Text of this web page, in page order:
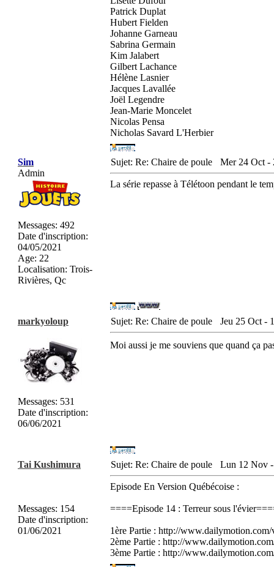
Patrick Duplat
Hubert Fielden
Johanne Garneau
Sabrina Germain
Kim Jalabert
Gilbert Lachance
Hélène Lasnier
Jacques Lavallée
Joël Legendre
Jean-Marie Moncelet
Nicolas Pensa
Nicholas Savard L'Herbier
Sim
Admin
Messages: 492
Date d'inscription:
04/05/2021
Age: 22
Localisation: Trois-
Rivières, Qc
Sujet: Re: Chaire de poule Mer 24 Oct -
La série repasse à Télétoon pendant le
markyoloup
Messages: 531
Date d'inscription:
06/06/2021
Sujet: Re: Chaire de poule Jeu 25 Oct -
Moi aussi je me souviens que quand ça
Tai Kushimura
Messages: 154
Date d'inscription:
01/06/2021
Sujet: Re: Chaire de poule Lun 12 Nov
Episode En Version Québécoise :
====Episode 14 : Terreur sous
1ère Partie : http://
2ème Partie : http://
3ème Partie : http://